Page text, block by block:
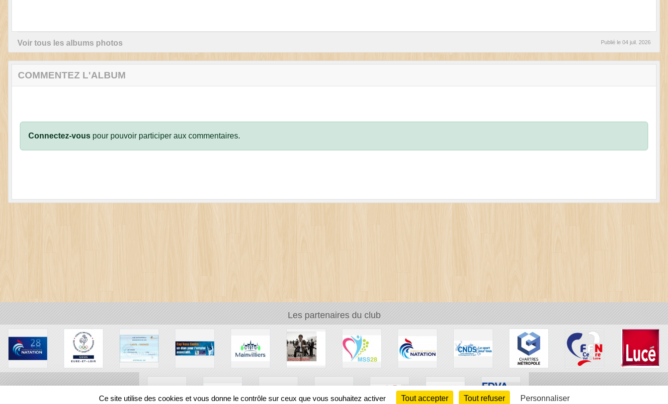
Voir tous les albums photos Publié le 04 juil. 2026
COMMENTEZ L'ALBUM
Connectez-vous pour pouvoir participer aux commentaires.
Les partenaires du club
Ce site utilise des cookies et vous donne le contrôle sur ceux que vous souhaitez activer Tout accepter Tout refuser Personnaliser